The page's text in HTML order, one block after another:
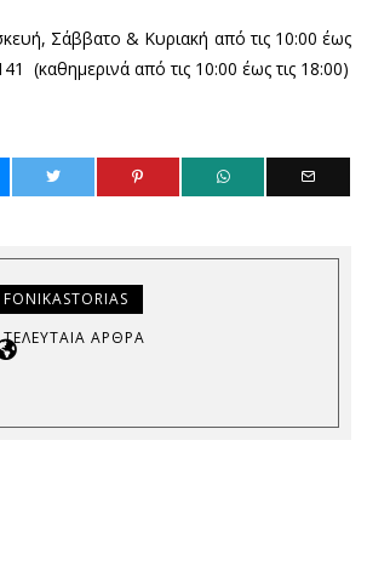
Σάββατο & Κυριακή από τις 10:00 έως
(καθημερινά από τις 10:00 έως τις 18:00)
FONIKASTORIAS
ΤΕΛΕΥΤΑΊΑ ΆΡΘΡΑ